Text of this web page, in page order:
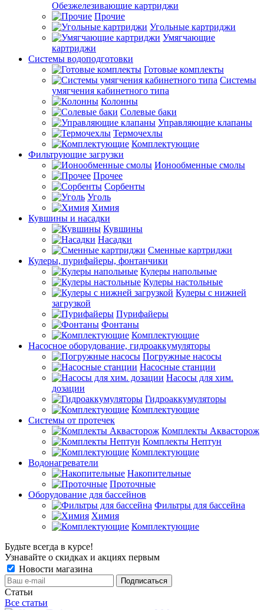
Обезжелезивающие картриджи
Прочие
Угольные картриджи
Умягчающие
картриджи
Системы водоподготовки
Готовые комплекты
Системы
умягчения кабинетного типа
Колонны
Солевые баки
Управляющие клапаны
Термочехлы
Комплектующие
Фильтрующие загрузки
Ионообменные смолы
Прочее
Сорбенты
Уголь
Химия
Кувшины и насадки
Кувшины
Насадки
Сменные картриджи
Кулеры, пурифайеры, фонтанчики
Кулеры напольные
Кулеры настольные
Кулеры с нижней
загрузкой
Пурифайеры
Фонтаны
Комплектующие
Насосное оборудование, гидроаккумуляторы
Погружные насосы
Насосные станции
Насосы для хим.
дозации
Гидроаккумуляторы
Комплектующие
Системы от протечек
Комплекты Аквасторож
Комплекты Нептун
Комплектующие
Водонагреватели
Накопительные
Проточные
Оборудование для бассейнов
Фильтры для бассейна
Химия
Комплектующие
Будьте всегда в курсе!
Узнавайте о скидках и акциях первым
Новости магазина
Статьи
Все статьи